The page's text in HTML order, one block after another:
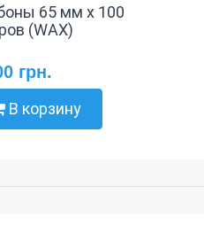
65 мм х 100
(WAX)
грн.
В корзину